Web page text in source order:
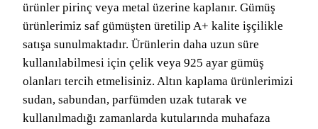
ürünler pirinç veya metal üzerine kaplanır. Gümüş
ürünlerimiz saf gümüşten üretilip A+ kalite işçilikle
satışa sunulmaktadır. Ürünlerin daha uzun süre
kullanılabilmesi için çelik veya 925 ayar gümüş
olanları tercih etmelisiniz. Altın kaplama ürünlerimizi
sudan, sabundan, parfümden uzak tutarak ve
kullanılmadığı zamanlarda kutularında muhafaza